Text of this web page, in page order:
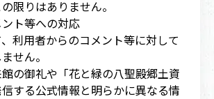
限りはありません。
ント等への対応
利用者からのコメント等に対して
せん。
の御礼や「花と緑の八聖殿郷土資
する公式情報と明らかに異なる情